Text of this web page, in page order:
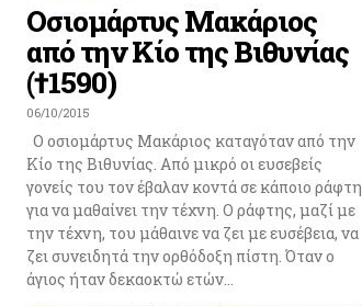
Οσιομάρτυς Μακάριος
από την Κίο της Βιθυνίας
(†1590)
06/10/2015
Ο οσιομάρτυς Μακάριος καταγόταν από την
Κίο της Βιθυνίας. Από μικρό οι ευσεβείς
γονείς του τον έβαλαν κοντά σε κάποιο ράφτη
για να μαθαίνει την τέχνη. Ο ράφτης, μαζί με
την τέχνη, του μάθαινε να ζει με ευσέβεια, να
ζει συνειδητά την ορθόδοξη πίστη. Όταν ο
άγιος ήταν δεκαοκτώ ετών...